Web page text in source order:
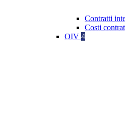
Contratti
Costi
OIV 4